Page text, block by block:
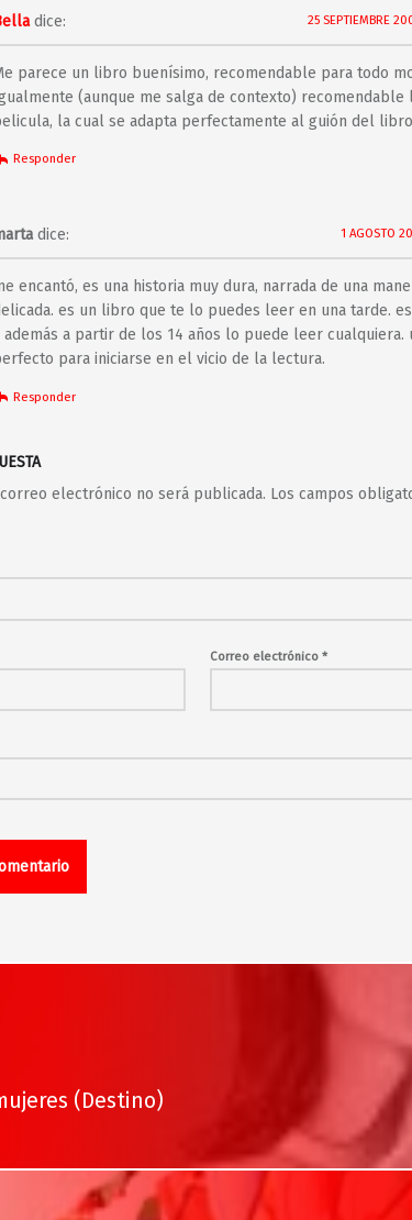
dice: 25 SEPTIEMBRE
parece un libro buenísimo, recomendable para todo
(aunque me salga de contexto) recomendable
la cual se adapta perfectamente al guión del
Responder
dice: 1 AGOSTO
encantó, es una historia muy dura, narrada de una
es un libro que te lo puedes leer en una tarde.
además a partir de los 14 años lo puede leer cualquiera.
para iniciarse en el vicio de la lectura.
Responder
electrónico no será publicada. Los campos
Correo electrónico*
(Destino)